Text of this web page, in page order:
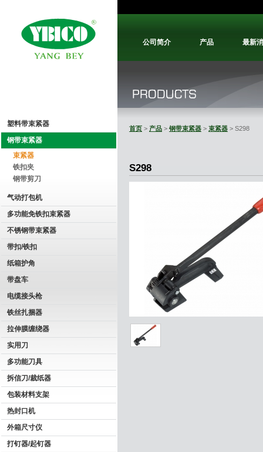
塑料带束紧器
钢带束紧器
束紧器
铁扣夹
钢带剪刀
气动打包机
多功能免铁扣束紧器
不锈钢带束紧器
带扣/铁扣
纸箱护角
带盘车
电缆接头枪
铁丝扎捆器
拉伸膜缠绕器
实用刀
多功能刀具
拆信刀/裁纸器
包装材料支架
热封口机
外箱尺寸仪
打钉器/起钉器
公司简介 产品 最新
首页 > 产品 > 钢带束紧器 > 束紧器 > S298
S298